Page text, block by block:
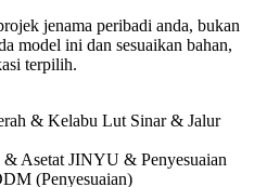
jenama peribadi anda, bukan
model ini dan sesuaikan bahan,
terpilih.
& Kelabu Lut Sinar & Jalur
Asetat JINYU & Penyesuaian
(Penyesuaian)